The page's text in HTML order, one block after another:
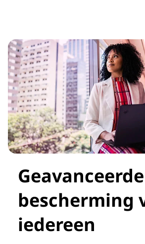
Geavanceerde
bescherming
iedereen